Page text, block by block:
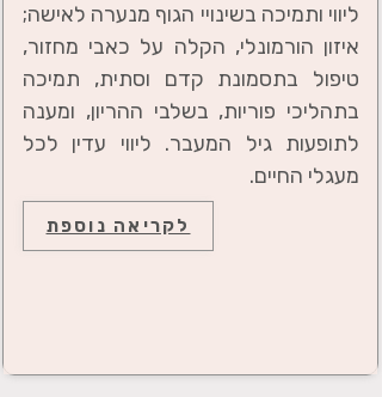
ליווי ותמיכה בשינויי הגוף מנערה לאישה;
איזון הורמונלי, הקלה על כאבי מחזור,
טיפול בתסמונת קדם וסתית, תמיכה
בתהליכי פוריות, בשלבי ההריון, ומענה
לתופעות גיל המעבר. ליווי עדין לכל
מעגלי החיים.
לקריאה נוספת